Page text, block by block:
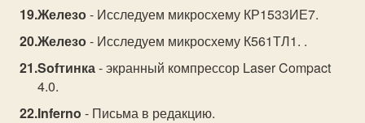
Железо- Исследуем микросхему КР1533ИЕ7.
Железо- Исследуем микросхему К561ТЛ1. .
Sofтинка- экранный компрессор Laser Compact
4.0.
Inferno - Письма в редакцию.